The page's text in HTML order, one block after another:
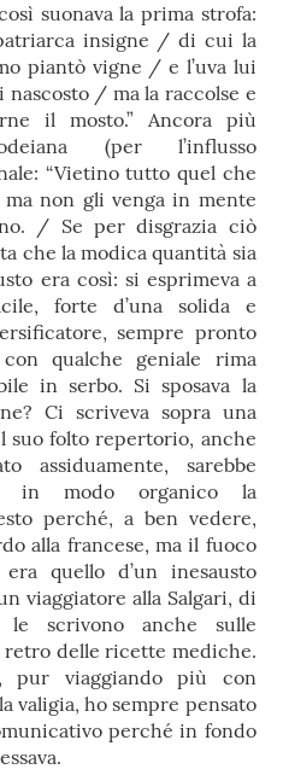
suonava la prima strofa:
insigne / di cui la
piantò vigne / e l’uva lui
/ ma la raccolse e
il mosto.” Ancora più
(per l’influsso
“Vietino tutto quel che
non gli venga in mente
/ Se per disgrazia ciò
che la modica quantità sia
era così: si esprimeva a
forte d’una solida e
sempre pronto
qualche geniale rima
in serbo. Si sposava la
Ci scriveva sopra una
suo folto repertorio, anche
assiduamente, sarebbe
in modo organico la
perché, a ben vedere,
alla francese, ma il fuoco
quello d’un inesausto
viaggiatore alla Salgari, di
scrivono anche sulle
delle ricette mediche.
pur viaggiando più con
valigia, ho sempre pensato
perché in fondo